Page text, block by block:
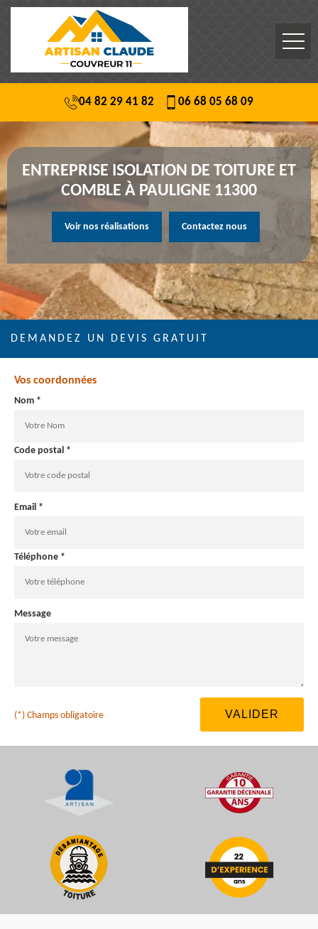
04 82 29 41 82 06 68 05 68 09
ENTREPRISE ISOLATION DE TOITURE ET
COMBLE À PAULIGNE 11300
Voir nos réalisations Contactez nous
DEMANDEZ UN DEVIS GRATUIT
Vos coordonnées
Nom *
Code postal *
Email *
Téléphone *
Message
(*) Champs obligatoire